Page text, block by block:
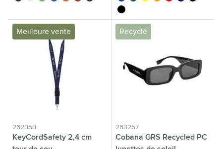
noir/blanc
Meilleure vente
262959
KeyCordSafety 2,4 cm
Recyclé
263257
Cobana GRS Recycled PC